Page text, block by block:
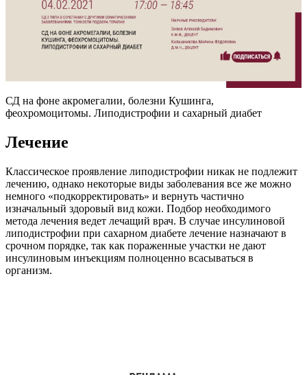
СД на фоне акромегалии, болезни Кушинга,
феохромоцитомы. Липодистрофии и сахарный диабет
Лечение
Классическое проявление липодистрофии никак не подлежит
лечению, однако некоторые виды заболевания все же можно
немного «подкорректировать» и вернуть частично
изначальный здоровый вид кожи. Подбор необходимого
метода лечения ведет лечащий врач. В случае инсулиновой
липодистрофии при сахарном диабете лечение назначают в
срочном порядке, так как пораженные участки не дают
инсулиновым инъекциям полноценно всасываться в
организм.